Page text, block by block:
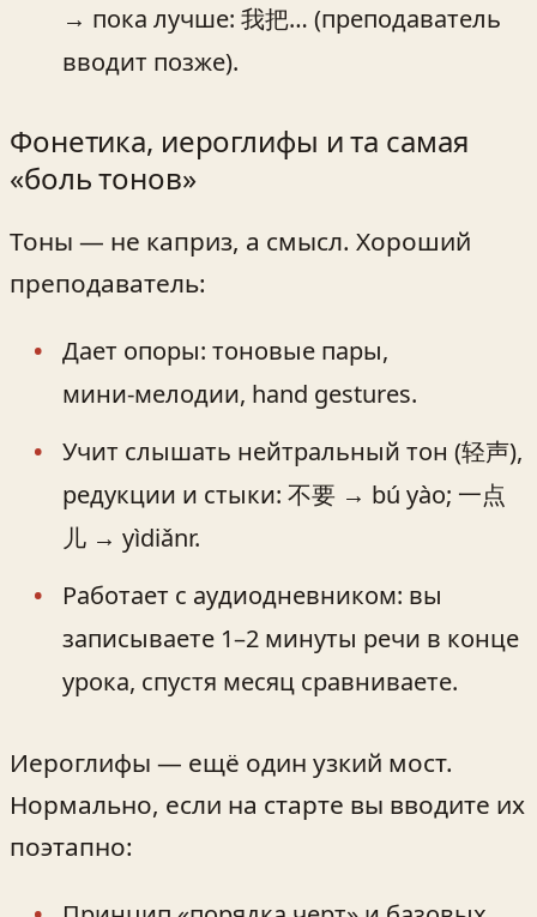
→ пока лучше: 我把… (преподаватель
вводит позже).
Фонетика, иероглифы и та самая
«боль тонов»
Тоны — не каприз, а смысл. Хороший
преподаватель:
Дает опоры: тоновые пары,
мини‑мелодии, hand gestures.
Учит слышать нейтральный тон (轻声),
редукции и стыки: 不要 → bú yào; 一点
儿 → yìdiǎnr.
Работает с аудиодневником: вы
записываете 1–2 минуты речи в конце
урока, спустя месяц сравниваете.
Иероглифы — ещё один узкий мост.
Нормально, если на старте вы вводите их
поэтапно: